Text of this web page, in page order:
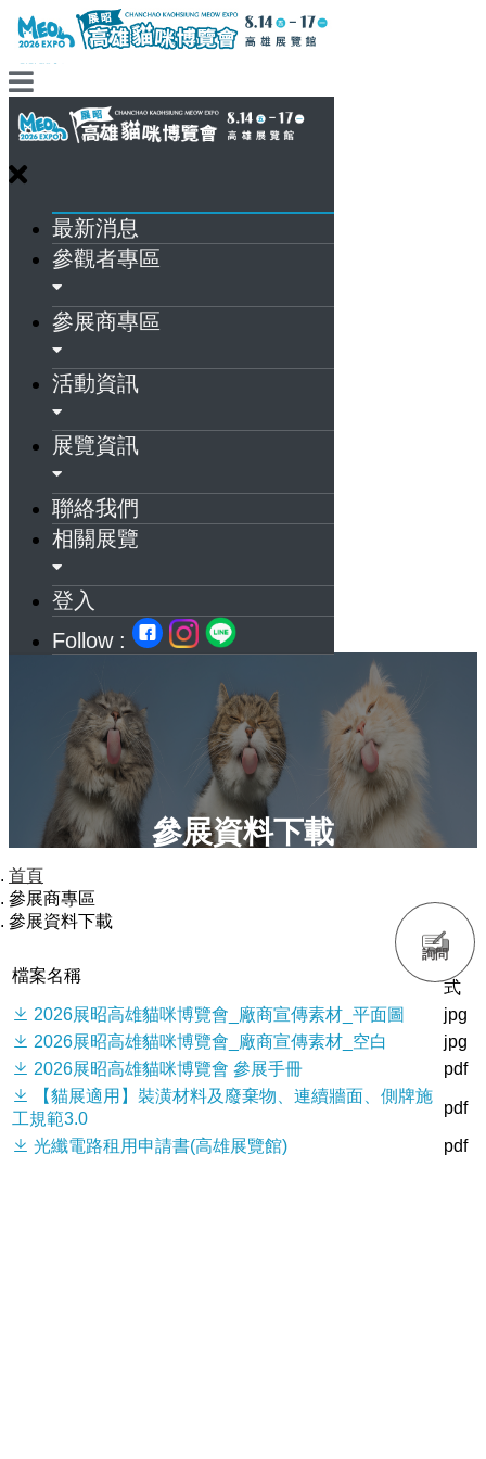
最新消息
參觀者專區
參展商專區
活動資訊
展覽資訊
聯絡我們
相關展覽
登入
Follow :
詢問
參展資料下載
首頁
參展商專區
參展資料下載
檔案名稱
格
式
2026展昭高雄貓咪博覽會_廠商宣傳素材_平面圖
jpg
2026展昭高雄貓咪博覽會_廠商宣傳素材_空白
jpg
2026展昭高雄貓咪博覽會 參展手冊
pdf
【貓展適用】裝潢材料及廢棄物、連續牆面、側牌施
工規範3.0
pdf
光纖電路租用申請書(高雄展覽館)
pdf